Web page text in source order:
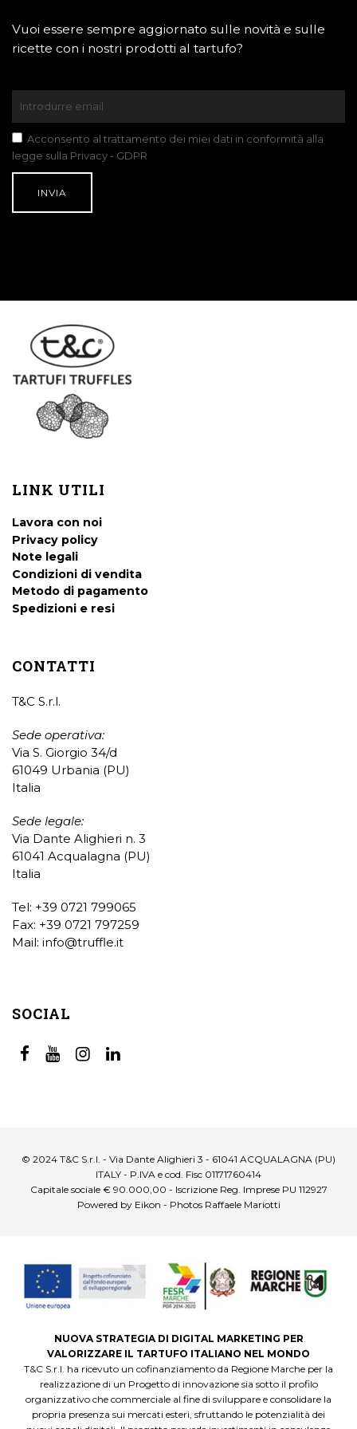
Vuoi essere sempre aggiornato sulle novità e sulle
ricette con i nostri prodotti al tartufo?
Acconsento al trattamento dei miei dati in conformità alla
legge sulla Privacy - GDPR
LINK UTILI
Lavora con noi
Privacy policy
Note legali
Condizioni di vendita
Metodo di pagamento
Spedizioni e resi
CONTATTI
T&C S.r.l.
Sede operativa:
Via S. Giorgio 34/d
61049 Urbania (PU)
Italia
Sede legale:
Via Dante Alighieri n. 3
61041 Acqualagna (PU)
Italia
Tel: +39 0721 799065
Fax: +39 0721 797259
Mail: info@truffle.it
SOCIAL
© 2024 T&C S.r.l. - Via Dante Alighieri 3 - 61041 ACQUALAGNA (PU)
ITALY - P.IVA e cod. Fisc 01171760414
Capitale sociale € 90.000,00 - Iscrizione Reg. Imprese PU 112927
Powered by Eikon - Photos Raffaele Mariotti
NUOVA STRATEGIA DI DIGITAL MARKETING PER
VALORIZZARE IL TARTUFO ITALIANO NEL MONDO
T&C S.r.l. ha ricevuto un cofinanziamento da Regione Marche per la
realizzazione di un Progetto di innovazione sia sotto il profilo
organizzativo che commerciale al fine di sviluppare e consolidare la
propria presenza sui mercati esteri, sfruttando le potenzialità dei